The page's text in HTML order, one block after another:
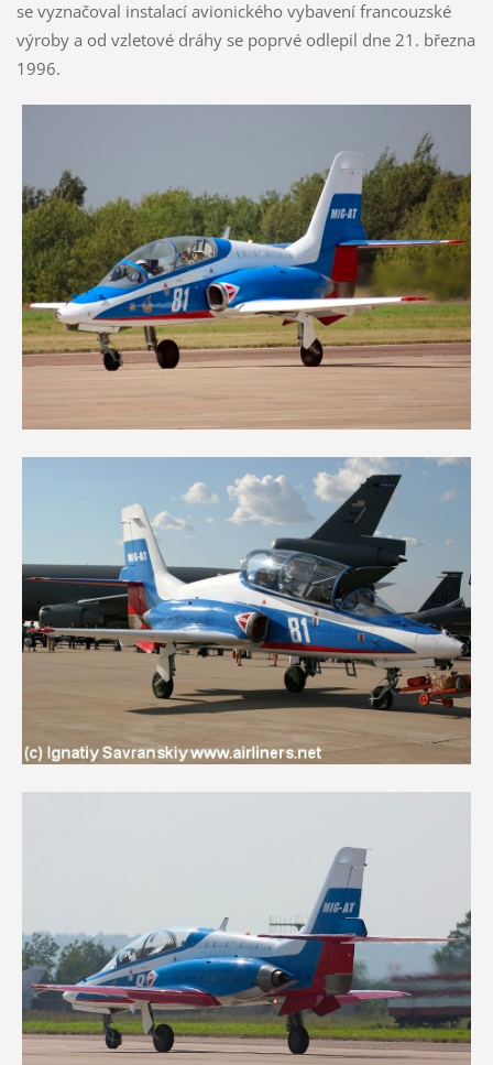
se vyznačoval instalací avionického vybavení francouzské
výroby a od vzletové dráhy se poprvé odlepil dne 21. března
1996.